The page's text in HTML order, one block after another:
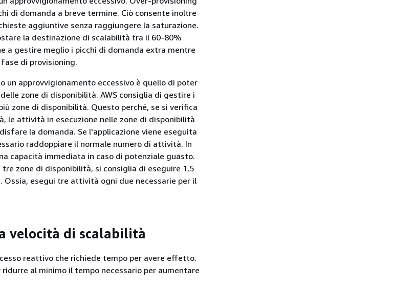
di domanda a breve termine. Ciò consente inoltre
aggiuntive senza raggiungere la saturazione.
la destinazione di scalabilità tra il 60-80%
a gestire meglio i picchi di domanda extra mentre
di provisioning.
un approvvigionamento eccessivo è quello di poter
zone di disponibilità. AWS consiglia di gestire i
zone di disponibilità. Questo perché, se si verifica
le attività in esecuzione nelle zone di disponibilità
la domanda. Se l'applicazione viene eseguita
raddoppiare il normale numero di attività. In
capacità immediata in caso di potenziale guasto.
zone di disponibilità, si consiglia di eseguire 1,5
esegui tre attività ogni due necessarie per il
velocità di scalabilità
reattivo che richiede tempo per avere effetto.
al minimo il tempo necessario per aumentare